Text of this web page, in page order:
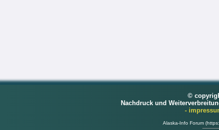
©
Nachdruck und
-
Alaska-Info Forum